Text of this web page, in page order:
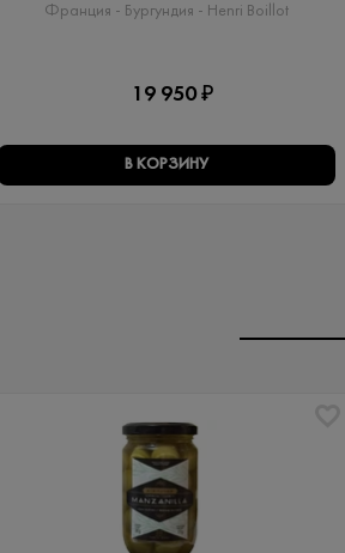
Франция - Бургундия - Henri Boillot
19 950 ₽
В КОРЗИНУ